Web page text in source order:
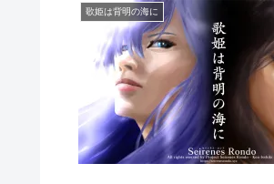
歌姫は背明の海に